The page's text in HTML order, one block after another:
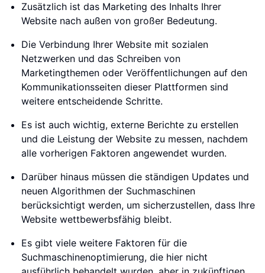
Zusätzlich ist das Marketing des Inhalts Ihrer
Website nach außen von großer Bedeutung.
Die Verbindung Ihrer Website mit sozialen
Netzwerken und das Schreiben von
Marketingthemen oder Veröffentlichungen auf den
Kommunikationsseiten dieser Plattformen sind
weitere entscheidende Schritte.
Es ist auch wichtig, externe Berichte zu erstellen
und die Leistung der Website zu messen, nachdem
alle vorherigen Faktoren angewendet wurden.
Darüber hinaus müssen die ständigen Updates und
neuen Algorithmen der Suchmaschinen
berücksichtigt werden, um sicherzustellen, dass Ihre
Website wettbewerbsfähig bleibt.
Es gibt viele weitere Faktoren für die
Suchmaschinenoptimierung, die hier nicht